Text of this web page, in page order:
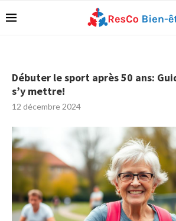
Débuter le sport après 50 ans:
s’y mettre!
12 décembre 2024